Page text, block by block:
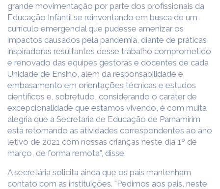
grande movimentação por parte dos profissionais da
Educação Infantil se reinventando em busca de um
currículo emergencial que pudesse amenizar os
impactos causados pela pandemia, diante de práticas
inspiradoras resultantes desse trabalho comprometido
e renovado das equipes gestoras e docentes de cada
Unidade de Ensino, além da responsabilidade e
embasamento em orientações técnicas e estudos
científicos e, sobretudo, considerando o caráter de
excepcionalidade que estamos vivendo, é com muita
alegria que a Secretaria de Educação de Parnamirim
está retomando as atividades correspondentes ao ano
letivo de 2021 com nossas crianças neste dia 1º de
março, de forma remota", disse.
A secretária solicita ainda que os pais mantenham
contato com as instituições. "Pedimos aos pais, neste